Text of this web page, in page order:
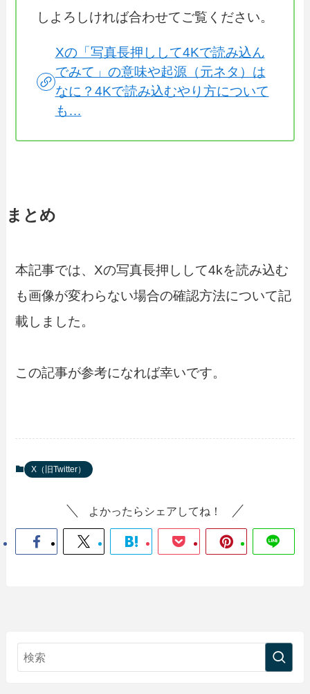
しよろしければ合わせてご覧ください。
Xの「写真長押しして4Kで読み込ん
でみて」の意味や起源（元ネタ）は
なに？4Kで読み込むやり方について
も…
まとめ
本記事では、Xの写真長押しして4kを読み込む
も画像が変わらない場合の確認方法について記
載しました。
この記事が参考になれば幸いです。
X（旧Twitter）
よかったらシェアしてね！